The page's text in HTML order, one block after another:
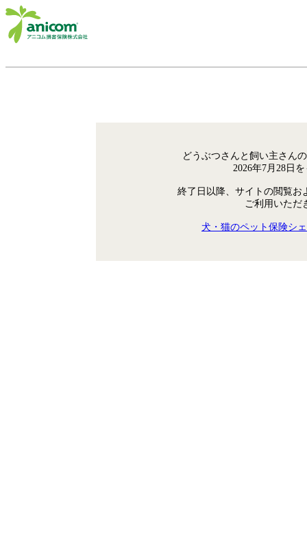
どうぶつさんと飼い主さん
2026年7月28日
終了日以降、サイトの閲覧お
ご利用いただ
犬・猫のペット保険シ